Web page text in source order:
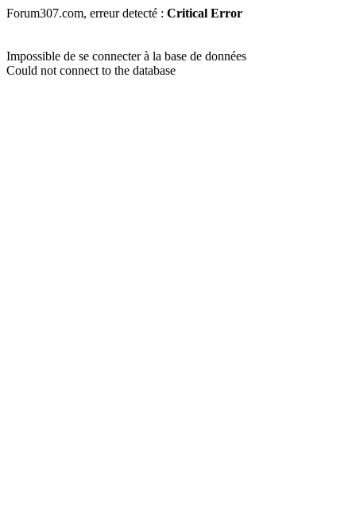
Forum307.com, erreur detecté : Critical Error
Impossible de se connecter à la base de données
Could not connect to the database